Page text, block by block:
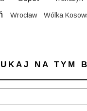
Wrocław Wólka
NA TYM